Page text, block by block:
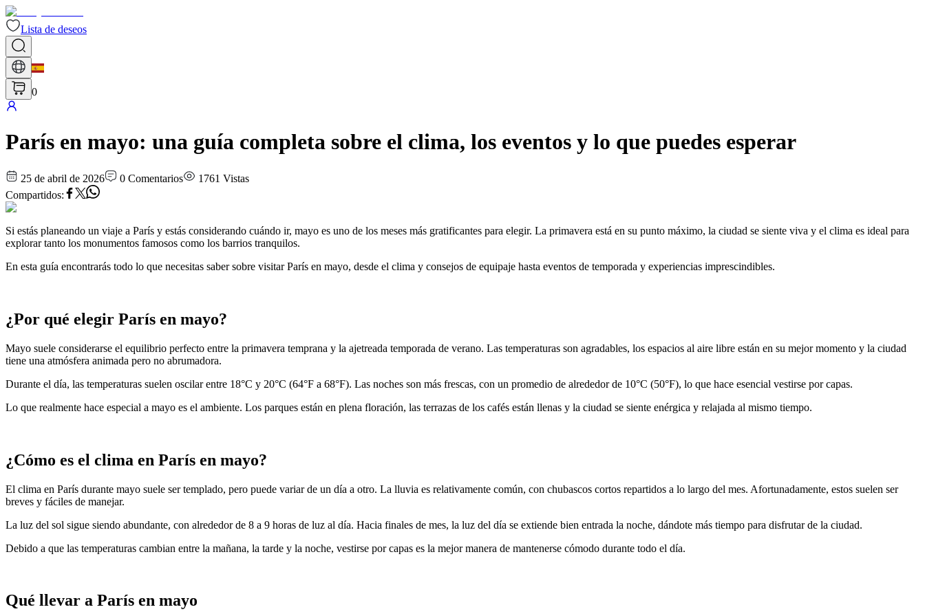
Lista de deseos
0
París en mayo: una guía completa sobre el clima, los eventos y lo que puedes esperar
25 de abril de 2026 0 Comentarios 1761 Vistas
Compartidos:
Si estás planeando un viaje a París y estás considerando cuándo ir, mayo es uno de los meses más gratificantes para elegir. La primavera está en su punto máximo, la ciudad se siente viva y el clima es ideal para
explorar tanto los monumentos famosos como los barrios tranquilos.
En esta guía encontrarás todo lo que necesitas saber sobre visitar París en mayo, desde el clima y consejos de equipaje hasta eventos de temporada y experiencias imprescindibles.
¿Por qué elegir París en mayo?
Mayo suele considerarse el equilibrio perfecto entre la primavera temprana y la ajetreada temporada de verano. Las temperaturas son agradables, los espacios al aire libre están en su mejor momento y la ciudad
tiene una atmósfera animada pero no abrumadora.
Durante el día, las temperaturas suelen oscilar entre 18°C y 20°C (64°F a 68°F). Las noches son más frescas, con un promedio de alrededor de 10°C (50°F), lo que hace esencial vestirse por capas.
Lo que realmente hace especial a mayo es el ambiente. Los parques están en plena floración, las terrazas de los cafés están llenas y la ciudad se siente enérgica y relajada al mismo tiempo.
¿Cómo es el clima en París en mayo?
El clima en París durante mayo suele ser templado, pero puede variar de un día a otro. La lluvia es relativamente común, con chubascos cortos repartidos a lo largo del mes. Afortunadamente, estos suelen ser
breves y fáciles de manejar.
La luz del sol sigue siendo abundante, con alrededor de 8 a 9 horas de luz al día. Hacia finales de mes, la luz del día se extiende bien entrada la noche, dándote más tiempo para disfrutar de la ciudad.
Debido a que las temperaturas cambian entre la mañana, la tarde y la noche, vestirse por capas es la mejor manera de mantenerse cómodo durante todo el día.
Qué llevar a París en mayo